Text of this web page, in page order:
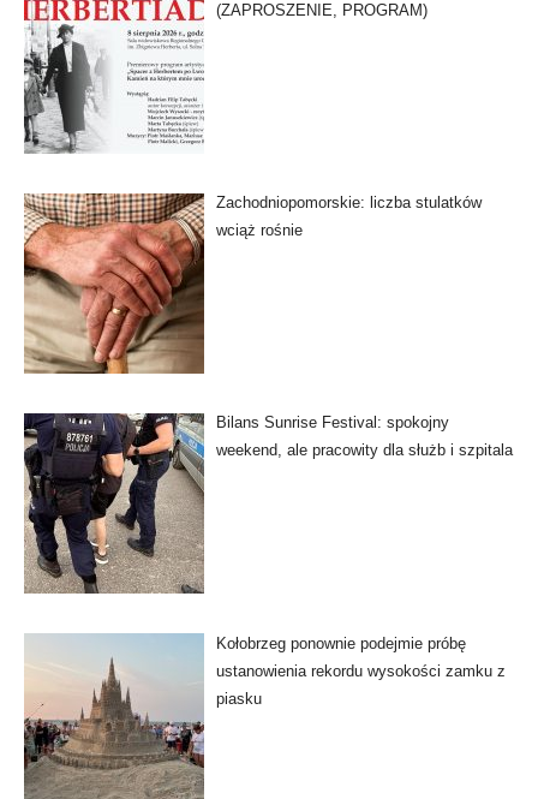
(ZAPROSZENIE, PROGRAM)
Zachodniopomorskie: liczba stulatków
wciąż rośnie
Bilans Sunrise Festival: spokojny
weekend, ale pracowity dla służb i szpitala
Kołobrzeg ponownie podejmie próbę
ustanowienia rekordu wysokości zamku z
piasku